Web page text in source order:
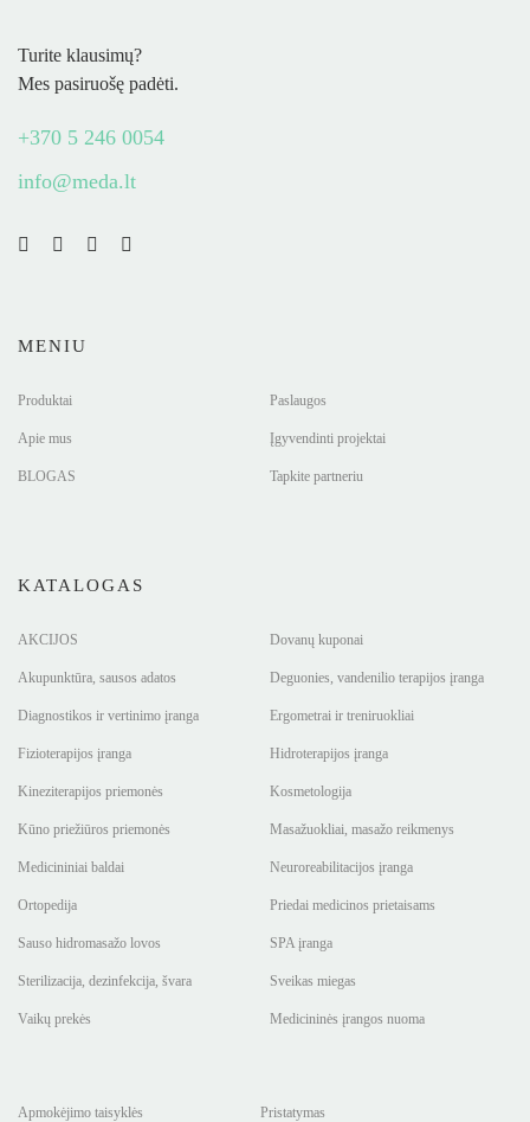
Turite klausimų?
Mes pasiruošę padėti.
+370 5 246 0054
info@meda.lt
MENIU
Produktai Paslaugos
Apie mus Įgyvendinti projektai
BLOGAS Tapkite partneriu
KATALOGAS
AKCIJOS Dovanų kuponai
Akupunktūra, sausos adatos Deguonies, vandenilio terapijos įranga
Diagnostikos ir vertinimo įranga Ergometrai ir treniruokliai
Fizioterapijos įranga Hidroterapijos įranga
Kineziterapijos priemonės Kosmetologija
Kūno priežiūros priemonės Masažuokliai, masažo reikmenys
Medicininiai baldai Neuroreabilitacijos įranga
Ortopedija Priedai medicinos prietaisams
Sauso hidromasažo lovos SPA įranga
Sterilizacija, dezinfekcija, švara Sveikas miegas
Vaikų prekės Medicininės įrangos nuoma
Apmokėjimo taisyklės Pristatymas